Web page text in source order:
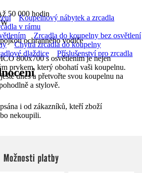
50 000 hodin
ochranného vodiče
800x700 s osvětlením je nejen
prvkem, který obohatí vaši koupelnu.
dnes a přetvořte svou koupelnu na
a stylově.
Koupelnový nábytek a zrcadla
v rámu
Zrcadla do koupelny bez osvětlení
Chytrá zrcadla do koupelny
dlaždice Příslušenství pro zrcadla
i od zákazníků, kteří zboží
nekoupili.
Možnosti platby